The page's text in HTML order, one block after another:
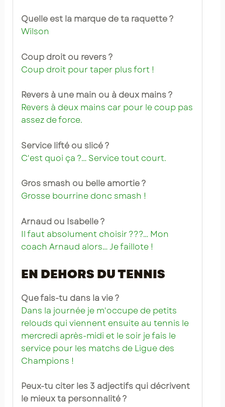
Quelle est la marque de ta raquette ?
Wilson
Coup droit ou revers ?
Coup droit pour taper plus fort !
Revers à une main ou à deux mains ?
Revers à deux mains car pour le coup pas
assez de force.
Service lifté ou slicé ?
C'est quoi ça ?… Service tout court.
Gros smash ou belle amortie ?
Grosse bourrine donc smash !
Arnaud ou Isabelle ?
Il faut absolument choisir ???… Mon
coach Arnaud alors… Je faillote !
EN DEHORS DU TENNIS
Que fais-tu dans la vie ?
Dans la journée je m'occupe de petits
relouds qui viennent ensuite au tennis le
mercredi après-midi et le soir je fais le
service pour les matchs de Ligue des
Champions !
Peux-tu citer les 3 adjectifs qui décrivent
le mieux ta personnalité ?